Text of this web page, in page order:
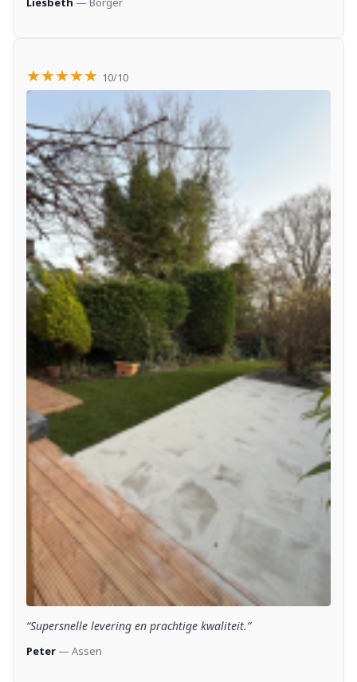
★★★★★ 10/10
“Supersnelle levering en prachtige kwaliteit.”
Peter — Assen